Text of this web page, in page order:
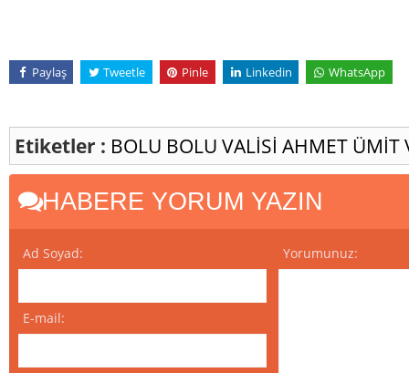
Paylaş Tweetle Pinle Linkedin WhatsApp
Etiketler : BOLU BOLU VALİSİ AHMET ÜMİT
HABERE YORUM YAZIN
Ad Soyad:
E-mail:
Yorumunuz: